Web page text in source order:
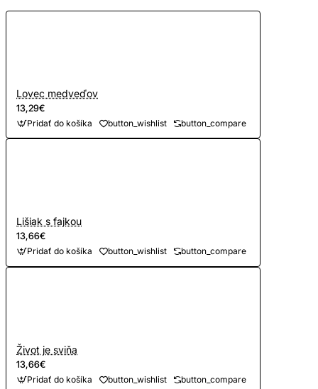
Lovec medveďov
13,29€
Pridať do košíka button_wishlist button_compare
Lišiak s fajkou
13,66€
Pridať do košíka button_wishlist button_compare
Život je sviňa
13,66€
Pridať do košíka button_wishlist button_compare